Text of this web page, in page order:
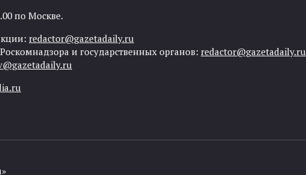
по Москве.
redactor@gazetadaily.ru
и государственных органов: redactor@gazetadaily.ru